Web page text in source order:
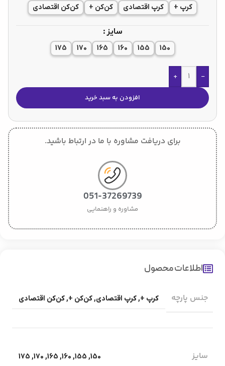
کرپ + کرپ اقتصادی کن‌کن + کن‌کن اقتصادی
سایز
150
155
160
165
170
175
-
+
افزودن به سبد خرید
برای دریافت مشاوره با ما در ارتباط باشید.
051-37269739
مشاوره و راهنمایی
اطلاعات محصول
جنس پارچه کرپ +,کرپ اقتصادی,کن‌کن +,کن‌کن اقتصادی
سایز 150
,
155
,
160
,
165
,
170
,
175